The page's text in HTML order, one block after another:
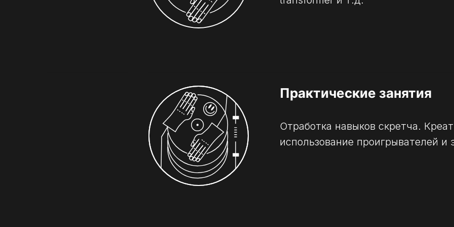
Практические занятия
Отработка навыков скретча.
использование проигрывателей и